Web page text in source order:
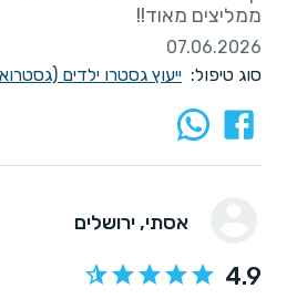
ממליצים מאוד!!
07.06.2026
סוג טיפול: ייעוץ גסטרו ילדים
אסתי, ירושלים
4.9